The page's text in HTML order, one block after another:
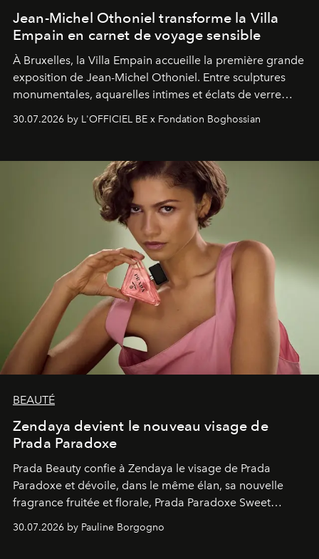
Jean-Michel Othoniel transforme la Villa
Empain en carnet de voyage sensible
À Bruxelles, la Villa Empain accueille la première grande
exposition de Jean-Michel Othoniel. Entre sculptures
monumentales, aquarelles intimes et éclats de verre
soufflé, l’artiste français compose un itinéraire
émotionnel où chaque œuvre devient le souvenir
émerveillement.
30.07.2026 by L'OFFICIEL BE x Fondation Boghossian
BEAUTÉ
Zendaya devient le nouveau visage de
Prada Paradoxe
Prada Beauty confie à Zendaya le visage de Prada
Paradoxe et dévoile, dans le même élan, sa nouvelle
fragrance fruitée et florale, Prada Paradoxe Sweet
Chemistry Eau de Parfum.
30.07.2026 by Pauline Borgogno